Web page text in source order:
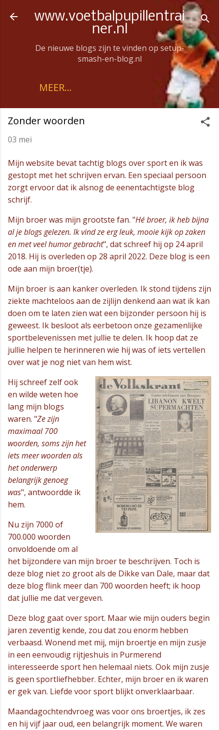
Doorgaan naar hoofdcontent
www.voetbalpupillentrai
ner.nl
De nieuwe blogs zijn te vinden op setup-
smash-en-blog.nl
MEER…
Zonder woorden
03 mei
Mijn website bevat tachtig blogs over sport en ik was
gestopt met het schrijven ervan. Een speciaal persoon
zorgt ervoor dat ik alsnog de eenentachtigste blog
schrijf.
Mijn broer was mijn grootste fan. "Hé broer, ik heb bijna
al je blogs gelezen. Ik vind ze erg leuk, mooie kijk op zaken
en met veel humor gebracht", dat schreef hij op 24 april
2018. Hij is overleden op 28 april 2022. Deze blog is een
ode aan mijn broer(tje).
Mijn broer is aan kanker overleden. Ik stond tijdens zijn
ziekte machteloos aan de zijlijn denkend aan wat ik kan
doen om te laten zien wat een bijzonder persoon hij is
geweest. Ik besloot als eerbetoon onze gezamenlijke
sportbelevenissen met jullie te delen. Ik hoop dat ze
jullie helpen te herinneren wie hij was of iets vertellen
over wat je nog niet van hem wist.
Hij schreef zelf ook
en wilde weten hoe
lang mijn blogs
waren. "Ze zijn
maximaal 700
woorden, soms zijn het
iets meer woorden als
het onderwerp
belangrijk genoeg
was", antwoordde ik
hem.
Nu zijn 7000 of
700.000 woorden
onvoldoende om al
het bijzondere van mijn broer te beschrijven. Toch is
deze blog niet zo groot als de Dikke van Dale, maar dat
deze blog flink meer dan 700 woorden heeft; ik hoop
dat jullie me dat vergeven.
Deze blog gaat over sport. Maar wie mijn ouders begin
jaren zeventig kende, zou dat zou enorm hebben
verbaasd. Wonend met mij, mijn broertje en mijn zusje
in een eenvoudig rijtjeshuis in Purmerend
interesseerde sport hen helemaal niets. Ook mijn zusje
is geen sportliefhebber. Echter, mijn broer en ik waren
er gek van. Liefde voor sport blijkt onverklaarbaar.
Maandagochtendvroeg was voor ons broertjes, ik zes
en hij vijf jaar oud, een belangrijk moment. We waren